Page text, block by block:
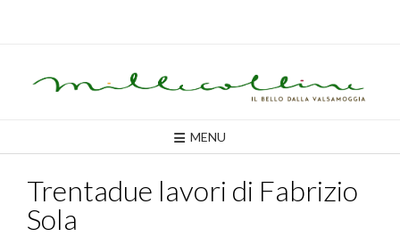
MENU
Trentadue lavori di Fabrizio
Sola